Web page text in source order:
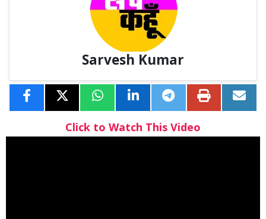
Sarvesh Kumar
Click to Watch This Video